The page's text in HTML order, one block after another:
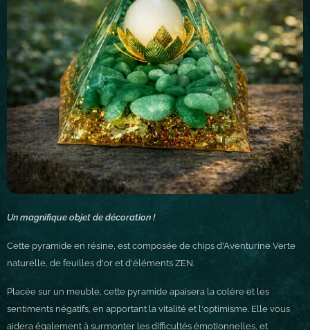
Un magnifique objet de décoration !
Cette pyramide en résine, est composée de chips d'Aventurine Verte
naturelle, de feuilles d'or et d'éléments ZEN.
Placée sur un meuble, cette pyramide apaisera la colère et les
sentiments négatifs, en apportant la vitalité et l'optimisme. Elle vous
aidera également à surmonter les difficultés émotionnelles, et